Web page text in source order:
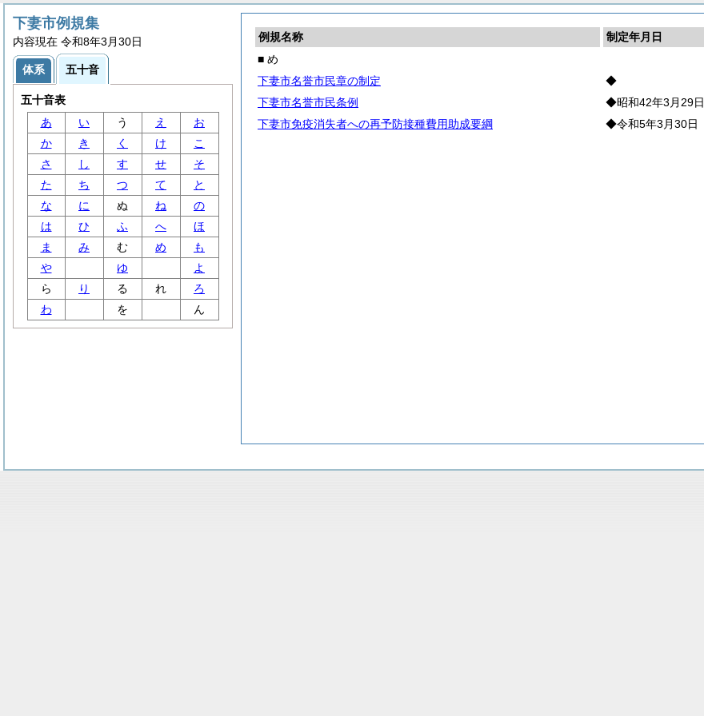
例規名称 制定年月日
■ め
下妻市名誉市民章の制定
◆
下妻市名誉市民条例
◆昭和42年3月29日
下妻市免疫消失者への再予防接種費用助成要綱
◆令和5年3月30日
下妻市例規集
内容現在 令和8年3月30日
体系 五十音
五十音表
あ
い う え
お
か
き く け
こ
さ
し す せ
そ
た
ち つ て
と
な
に ぬ ね
の
は
ひ ふ へ
ほ
ま
み む め
も
や
ゆ
よ
ら
り る れ
ろ
わ
を ん